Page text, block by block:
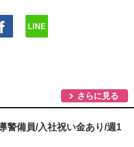
さらに見る
警備員/入社祝い金あり/週1